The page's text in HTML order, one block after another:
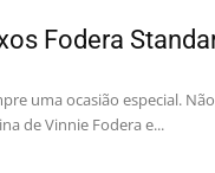
Fodera
uma ocasião especial.
de Vinnie Fodera e...